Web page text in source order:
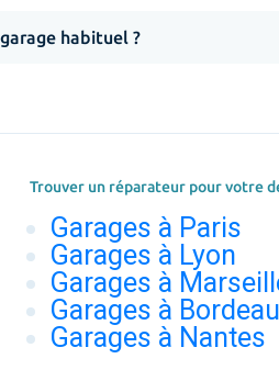
habituel ?
Trouver un réparateur pour votre
Garages à Paris
Garages à Lyon
Garages à
Garages à
Garages à Nantes